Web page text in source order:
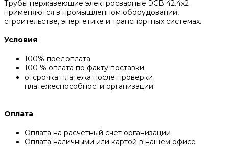
Трубы нержавеющие электросварные ЭСВ 42.4x2
применяются в промышленном оборудовании,
строительстве, энергетике и транспортных системах.
Условия
100% предоплата
100 % оплата по факту поставки
отсрочка платежа после проверки
платежеспособности организации
Оплата
Оплата на расчетный счет организации
Оплата наличными или картой в нашем офисе